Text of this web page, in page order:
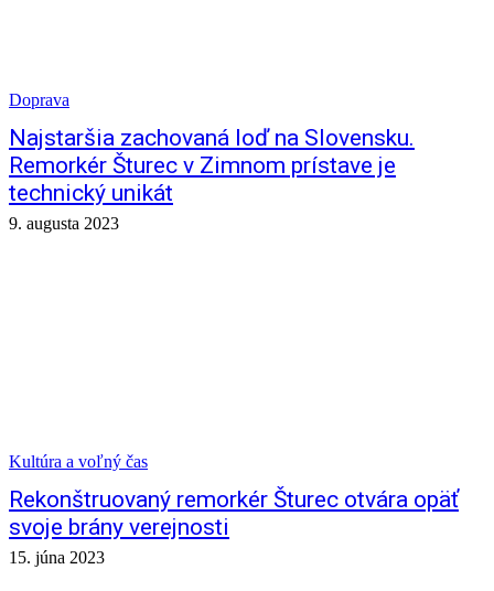
Doprava
Najstaršia zachovaná loď na Slovensku.
Remorkér Šturec v Zimnom prístave je
technický unikát
9. augusta 2023
Kultúra a voľný čas
Rekonštruovaný remorkér Šturec otvára opäť
svoje brány verejnosti
15. júna 2023